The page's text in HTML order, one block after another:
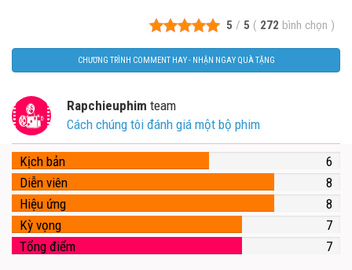
5 / 5 ( 272 bình chọn )
CHƯƠNG TRÌNH COMMENT HAY - NHẬN NGAY QUÀ TẶNG
Rapchieuphim team
Cách chúng tôi đánh giá một bộ phim
Kịch bản
6
Diễn viên
8
Hiệu ứng
8
Kỳ vọng
7
Tổng điểm
7